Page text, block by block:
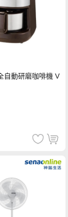
自動研磨咖啡機 V